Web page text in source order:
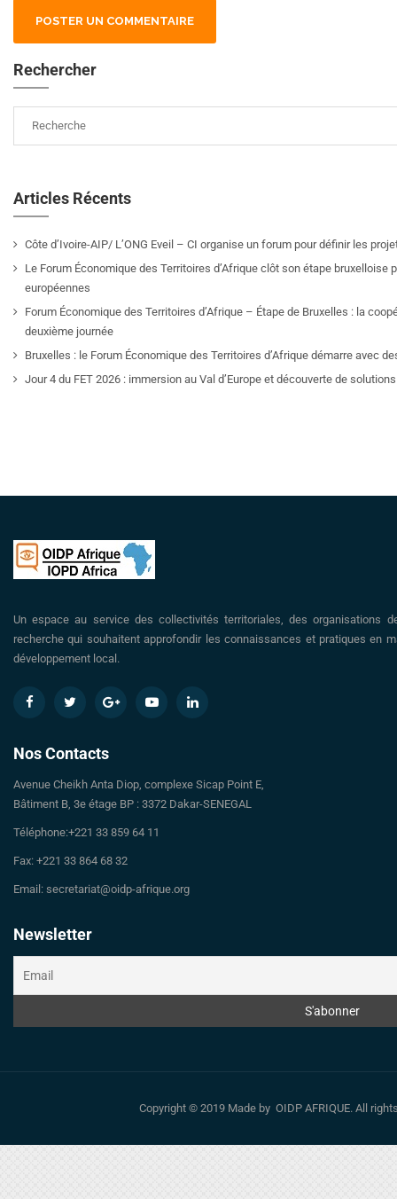
Rechercher
Articles Récents
Côte d’Ivoire-AIP/ L’ONG Eveil – CI organise un forum pour définir les
Le Forum Économique des Territoires d’Afrique clôt son étape
européennes
Forum Économique des Territoires d’Afrique – Étape de Bruxelles : la
deuxième journée
Bruxelles : le Forum Économique des Territoires d’Afrique démarre avec
Jour 4 du FET 2026 : immersion au Val d’Europe et découverte de
Un espace au service des collectivités territoriales, des organisations
recherche qui souhaitent approfondir les connaissances et pratiques en
développement local.
Nos Contacts
Avenue Cheikh Anta Diop, complexe Sicap Point E,
Bâtiment B, 3e étage BP : 3372 Dakar-SENEGAL
Téléphone:+221 33 859 64 11
Fax: +221 33 864 68 32
Email: secretariat@oidp-afrique.org
Newsletter
Copyright © 2019 Made by OIDP AFRIQUE. All